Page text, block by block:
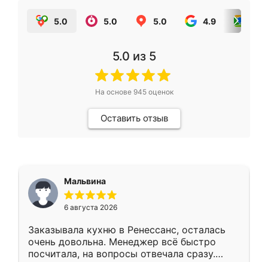
5.0 5.0 5.0 4.9
5.0 из 5
На основе 945оценок
Оставить отзыв
Мальвина
6 августа 2026
Заказывала кухню в Ренессанс, осталась
очень довольна. Менеджер всё быстро
посчитала, на вопросы отвечала сразу.